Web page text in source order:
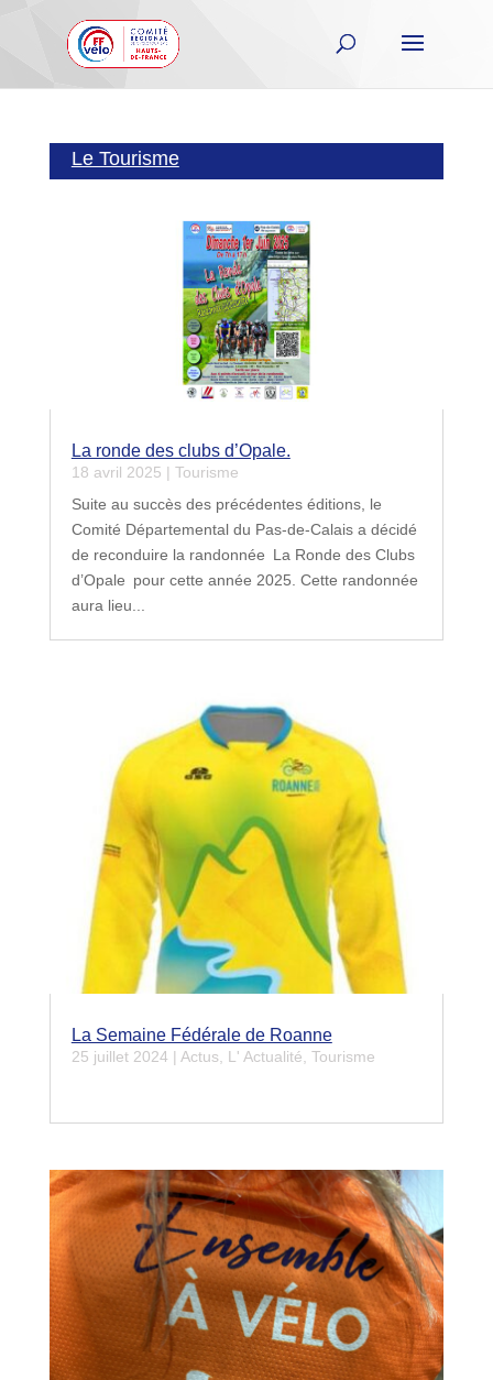
Le Tourisme
La ronde des clubs d’Opale.
18 avril 2025 | Tourisme
Suite au succès des précédentes éditions, le
Comité Départemental du Pas-de-Calais a décidé
de reconduire la randonnée La Ronde des Clubs
d’Opale pour cette année 2025. Cette randonnée
aura lieu...
La Semaine Fédérale de Roanne
25 juillet 2024 | Actus, L' Actualité, Tourisme